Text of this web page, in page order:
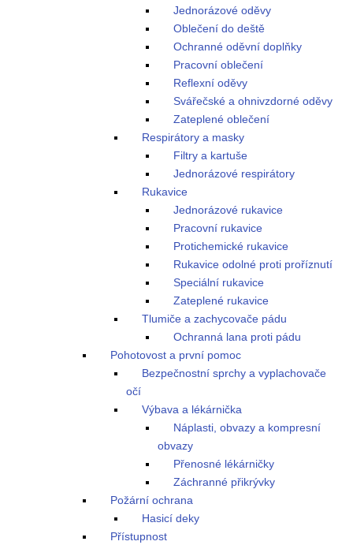
Jednorázové oděvy
Oblečení do deště
Ochranné oděvní doplňky
Pracovní oblečení
Reflexní oděvy
Svářečské a ohnivzdorné oděvy
Zateplené oblečení
Respirátory a masky
Filtry a kartuše
Jednorázové respirátory
Rukavice
Jednorázové rukavice
Pracovní rukavice
Protichemické rukavice
Rukavice odolné proti proříznutí
Speciální rukavice
Zateplené rukavice
Tlumiče a zachycovače pádu
Ochranná lana proti pádu
Pohotovost a první pomoc
Bezpečnostní sprchy a vyplachovače
očí
Výbava a lékárnička
Náplasti, obvazy a kompresní
obvazy
Přenosné lékárničky
Záchranné přikrývky
Požární ochrana
Hasicí deky
Přístupnost